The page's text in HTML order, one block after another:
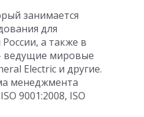
занимается
для
а также в
ведущие мировые
Electric и другие.
менеджмента
9001:2008, ISO